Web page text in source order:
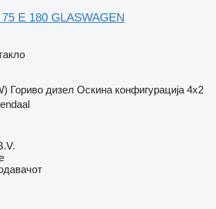
E 180 GLASWAGEN
Гориво дизел Оскина конфигурација 4x2